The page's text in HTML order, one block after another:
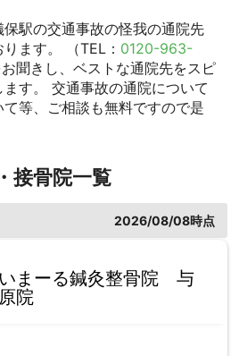
保駅の交通事故の怪我の通院先
ます。 （TEL： 0120-963-
聞きし、ベストな通院先をスピ
す。 交通事故の通院について
等、ご相談も無料ですので是
接骨院一覧
2026/08/08時点
まーる鍼灸整骨院 与
院